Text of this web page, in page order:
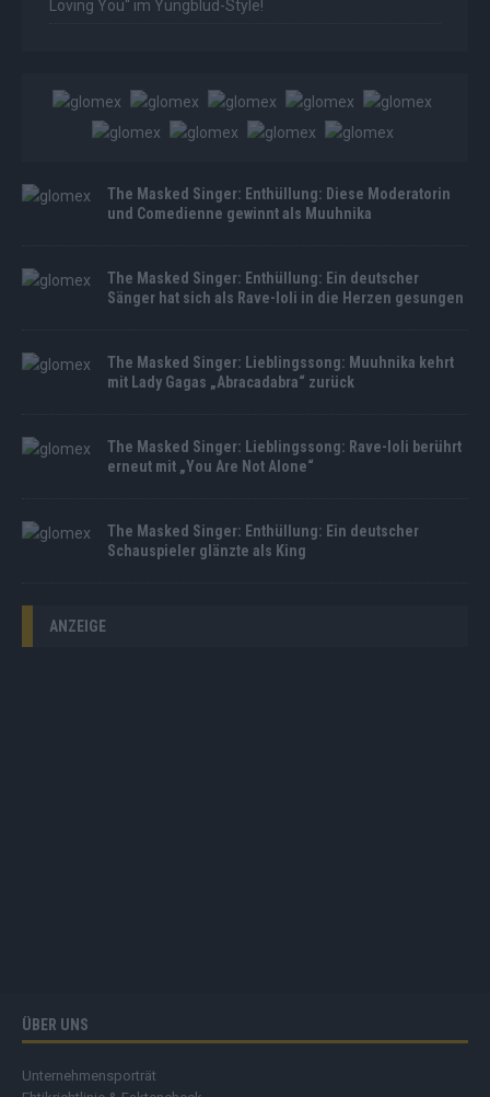
Loving You“ im Yungblud-Style!
The Masked Singer: Enthüllung: Diese Moderatorin
und Comedienne gewinnt als Muuhnika
The Masked Singer: Enthüllung: Ein deutscher
Sänger hat sich als Rave-Ioli in die Herzen gesungen
The Masked Singer: Lieblingssong: Muuhnika kehrt
mit Lady Gagas „Abracadabra“ zurück
The Masked Singer: Lieblingssong: Rave-Ioli berührt
erneut mit „You Are Not Alone“
The Masked Singer: Enthüllung: Ein deutscher
Schauspieler glänzte als King
ANZEIGE
ÜBER UNS
Unternehmensporträt